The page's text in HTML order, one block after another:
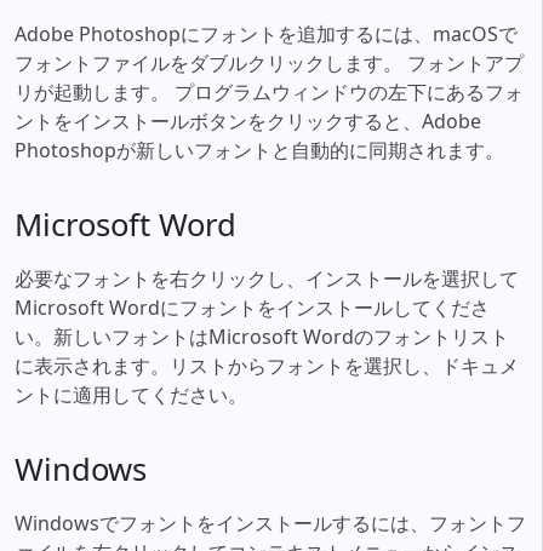
Adobe Photoshopにフォントを追加するには、macOSで
フォントファイルをダブルクリックします。 フォントアプ
リが起動します。 プログラムウィンドウの左下にあるフォ
ントをインストールボタンをクリックすると、Adobe
Photoshopが新しいフォントと自動的に同期されます。
Microsoft Word
必要なフォントを右クリックし、インストールを選択して
Microsoft Wordにフォントをインストールしてくださ
い。新しいフォントはMicrosoft Wordのフォントリスト
に表示されます。リストからフォントを選択し、ドキュメ
ントに適用してください。
Windows
Windowsでフォントをインストールするには、フォントフ